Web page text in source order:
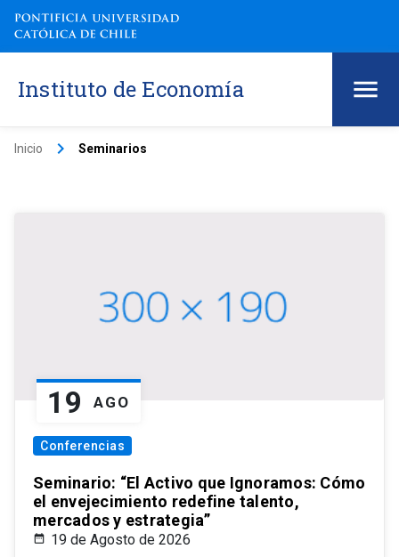
Instituto de Economía
Inicio keyboard_arrow_right Seminarios
19 AGO
Conferencias
Seminario: “El Activo que Ignoramos: Cómo
el envejecimiento redefine talento,
mercados y estrategia”
19 de Agosto de 2026